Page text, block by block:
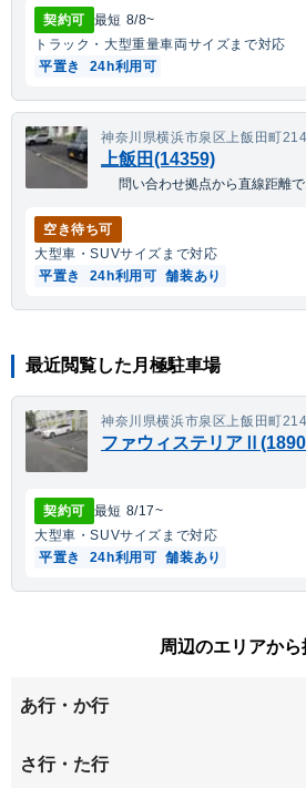
契約可 最短 8/8~
トラック・大型重量車両サイズまで対応
平置き
24h利用可
神奈川県横浜市泉区上飯田町
上飯田(14359)
問い合わせ拠点から直線距離
空き待ち可
大型車・SUVサイズまで対応
平置き
24h利用可 舗装あり
最近閲覧した月極駐車場
神奈川県横浜市泉区上飯田町
ファウィステリア
契約可 最短 8/17~
大型車・SUVサイズまで対応
平置き
24h利用可 舗装あり
周辺のエリアから
あ行・か行
阿久和西
さ行・た行